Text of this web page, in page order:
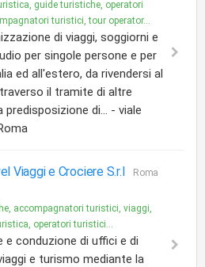
guide turistiche, operatori
turistici, tour operator...
di viaggi, soggiorni e
per singole persone e per
ed all'estero, da rivendersi al
il tramite di altre
predisposizione di... - viale
Viaggi e Crociere S.r.l
Roma
accompagnatori turistici, viaggi,
operatori turistici...
e conduzione di uffici e di
e turismo mediante la